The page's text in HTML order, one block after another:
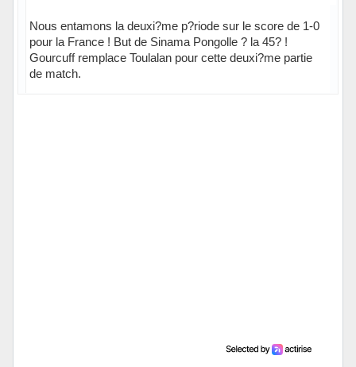
Nous entamons la deuxi?me p?riode sur le score de 1-0
pour la France ! But de Sinama Pongolle ? la 45? !
Gourcuff remplace Toulalan pour cette deuxi?me partie
de match.